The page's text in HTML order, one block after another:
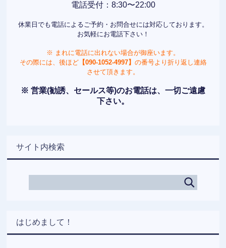
電話受付：8:30〜22:00
休業日でも電話によるご予約・お問合せには対応しております。
お気軽にお電話下さい！
※ まれに電話に出れない場合が御座います。
その際には、後ほど【090-1052-4997】 の番号より折り返し連絡
させて頂きます。
※ 営業(勧誘、セールス等)のお電話は、一切ご遠慮
下さい。
サイト内検索
はじめまして！